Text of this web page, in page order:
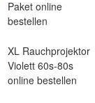
Paket online
bestellen
XL Rauchprojektor
Violett 60s-80s
online bestellen